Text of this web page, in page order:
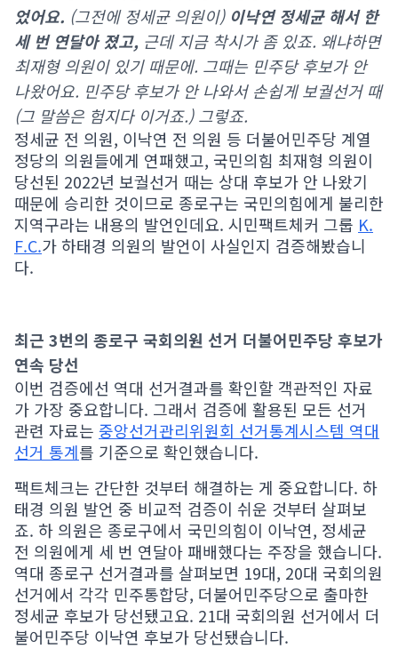
었어요. (그전에 정세균 의원이) 이낙연 정세균 해서 한
세 번 연달아 졌고, 근데 지금 착시가 좀 있죠. 왜냐하면
최재형 의원이 있기 때문에. 그때는 민주당 후보가 안
나왔어요. 민주당 후보가 안 나와서 손쉽게 보궐선거 때
(그 말씀은 험지다 이거죠.) 그렇죠.
정세균 전 의원, 이낙연 전 의원 등 더불어민주당 계열
정당의 의원들에게 연패했고, 국민의힘 최재형 의원이
당선된 2022년 보궐선거 때는 상대 후보가 안 나왔기
때문에 승리한 것이므로 종로구는 국민의힘에게 불리한
지역구라는 내용의 발언인데요. 시민팩트체커 그룹 K.
F.C.가 하태경 의원의 발언이 사실인지 검증해봤습니
다.
최근 3번의 종로구 국회의원 선거 더불어민주당 후보가
연속 당선
이번 검증에선 역대 선거결과를 확인할 객관적인 자료
가 가장 중요합니다. 그래서 검증에 활용된 모든 선거
관련 자료는 중앙선거관리위원회 선거통계시스템 역대
선거 통계를 기준으로 확인했습니다.
팩트체크는 간단한 것부터 해결하는 게 중요합니다. 하
태경 의원 발언 중 비교적 검증이 쉬운 것부터 살펴보
죠. 하 의원은 종로구에서 국민의힘이 이낙연, 정세균
전 의원에게 세 번 연달아 패배했다는 주장을 했습니다.
역대 종로구 선거결과를 살펴보면 19대, 20대 국회의원
선거에서 각각 민주통합당, 더불어민주당으로 출마한
정세균 후보가 당선됐고요. 21대 국회의원 선거에서 더
불어민주당 이낙연 후보가 당선됐습니다.